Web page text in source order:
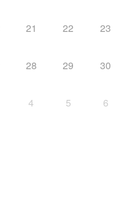
21 22 23
28 29 30
4 5 6